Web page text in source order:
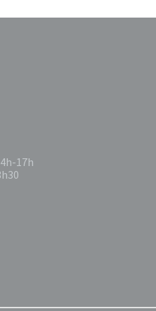
17h